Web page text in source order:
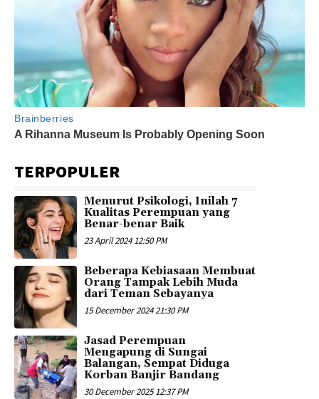
TERPOPULER
Menurut Psikologi, Inilah 7
Kualitas Perempuan yang
Benar-benar Baik
23 April 2024 12:50 PM
Beberapa Kebiasaan Membuat
Orang Tampak Lebih Muda
dari Teman Sebayanya
15 December 2024 21:30 PM
Jasad Perempuan
Mengapung di Sungai
Balangan, Sempat Diduga
Korban Banjir Bandang
30 December 2025 12:37 PM